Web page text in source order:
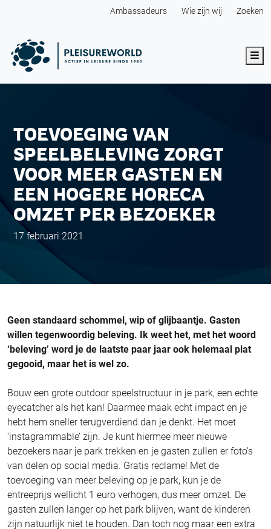
Ambassadeurs Wie zijn wij Zoeken
TOEVOEGING VAN
SPEELBELEVING ZORGT
VOOR MEER GASTEN EN
EEN HOGERE HORECA
OMZET PER BEZOEKER
17 februari 2021
Geen standaard schommel, wip of glijbaantje. Gasten
willen tegenwoordig beleving. Ik weet het, met het woord
‘beleving’ word je de laatste paar jaar ook helemaal plat
gegooid, maar het is wel zo.
Bouw een grote outdoor speelstructuur in je park, een echte
eyecatcher als het kan! Daarmee maak echt impact en je
hebt hem sneller terugverdiend dan je denkt. Het moet
‘instagrammable’ zijn. Je kunt hiermee meer nieuwe
bezoekers naar je park trekken en je gasten zullen er foto’s
van delen op social media. Gratis reclame! Met de
toevoeging van meer beleving op je park, kun je de
entreeprijs wellicht 1 euro verhogen, dus meer omzet. De
gasten zullen langer op het park blijven, want de kinderen
zijn natuurlijk niet te houden. Dan toch nog maar een extra